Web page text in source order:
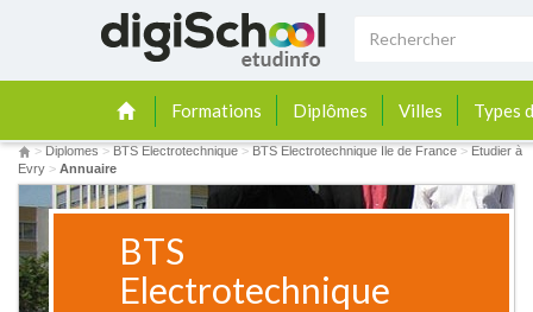
Formations Diplômes Villes Types
> Diplomes > BTS Electrotechnique > BTS Electrotechnique Ile de France > Etudier à
Evry > Annuaire
BTS
Electrotechnique